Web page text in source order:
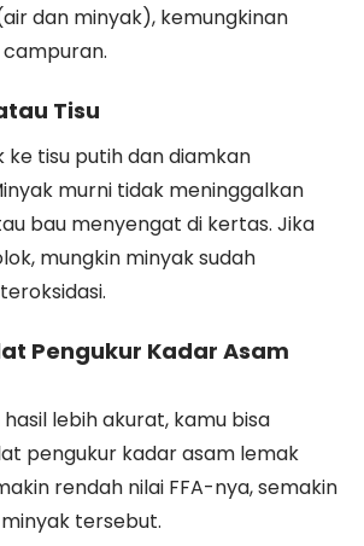
dan minyak), kemungkinan
Tisu
ke tisu putih dan diamkan
murni tidak meninggalkan
bau menyengat di kertas. Jika
mungkin minyak sudah
Pengukur Kadar Asam
lebih akurat, kamu bisa
pengukur kadar asam lemak
rendah nilai FFA-nya, semakin
tersebut.